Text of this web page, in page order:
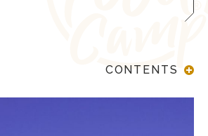
CONTENTS